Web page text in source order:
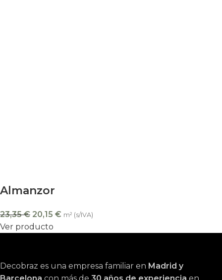
Almanzor
23,35€ 20,15 € m² (s/IVA)
Ver producto
Decobraz es una empresa familiar en Madrid y